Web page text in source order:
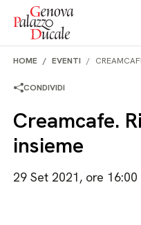
Salta al contenuto
HOME EVENTI
CONDIVIDI
Creamcafe.
insieme
29 Set 2021, ore 16:00